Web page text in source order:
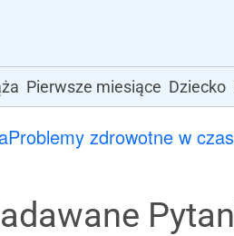
Pierwsze miesiące Dziecko
Problemy zdrowotne w